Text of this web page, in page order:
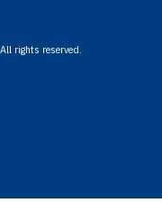
rights reserved.